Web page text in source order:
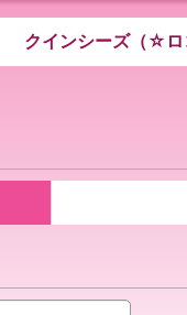
クインシーズ（☆